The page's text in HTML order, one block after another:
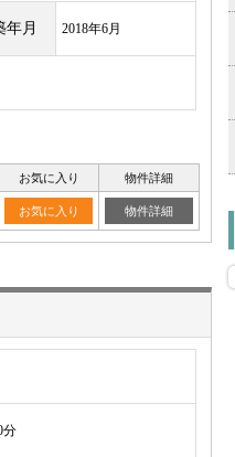
年月 2018年6月
お気に入り 物件詳細
お気に入り 物件詳細